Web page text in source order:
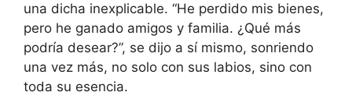
una dicha inexplicable. “He perdido mis bienes,
pero he ganado amigos y familia. ¿Qué más
podría desear?”, se dijo a sí mismo, sonriendo
una vez más, no solo con sus labios, sino con
toda su esencia.